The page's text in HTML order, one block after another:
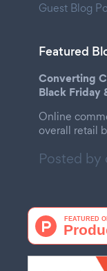
Guest Blog
Featured
Converting
Black Friday
Online
overall retail
Posted by